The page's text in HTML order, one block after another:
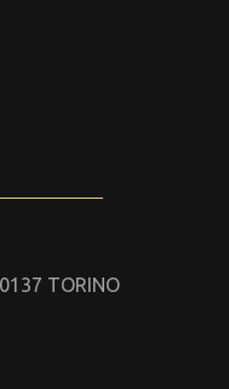
TORINO